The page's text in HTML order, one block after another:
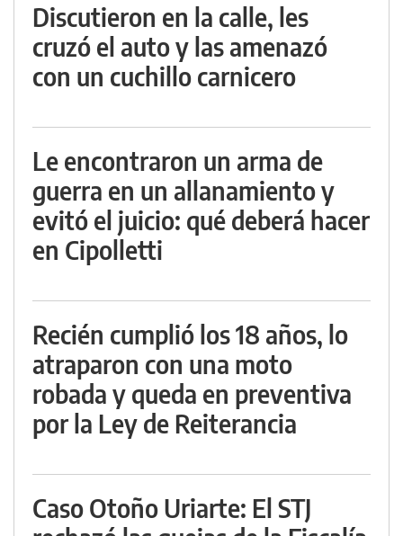
Discutieron en la calle, les
cruzó el auto y las amenazó
con un cuchillo carnicero
Le encontraron un arma de
guerra en un allanamiento y
evitó el juicio: qué deberá hacer
en Cipolletti
Recién cumplió los 18 años, lo
atraparon con una moto
robada y queda en preventiva
por la Ley de Reiterancia
Caso Otoño Uriarte: El STJ